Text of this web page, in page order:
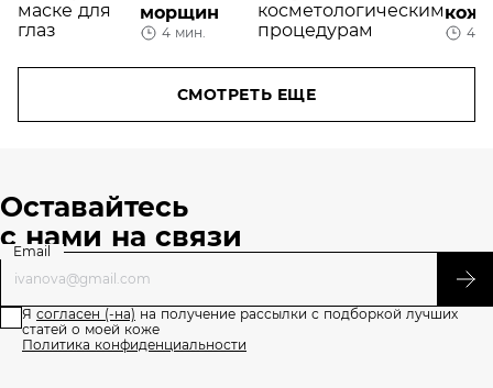
морщин
4 мин. 4
СМОТРЕТЬ ЕЩЕ
Оставайтесь
с нами на связи
Email
Я согласен (-на) на получение рассылки с подборкой лучших
статей о моей коже
Политика конфиденциальности